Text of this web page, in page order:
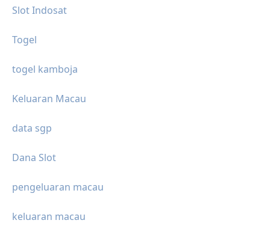
Slot Indosat
Togel
togel kamboja
Keluaran Macau
data sgp
Dana Slot
pengeluaran macau
keluaran macau